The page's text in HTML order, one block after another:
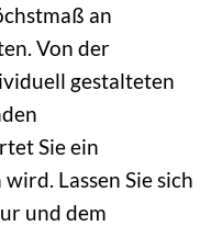
an
Von der
gestalteten
Sie ein
Lassen Sie sich
und dem